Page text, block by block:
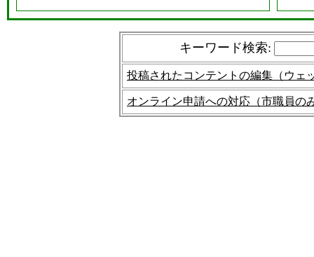
キーワード検索:
投稿されたコンテントの編集（ウェ
オンライン申請への対応（市職員の